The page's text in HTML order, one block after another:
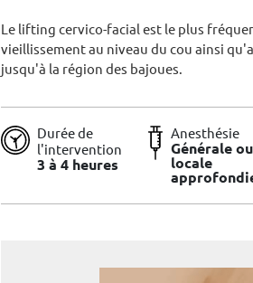
Le lifting cervico-facial est le plus
vieillissement au niveau du cou ainsi
jusqu'à la région des bajoues.
Durée de
l'intervention
3 à 4 heures
Anesthésie
Générale ou
locale